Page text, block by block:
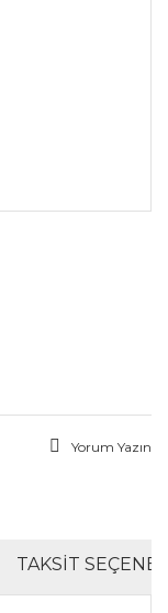
Yorum Yazın
TAKSIT